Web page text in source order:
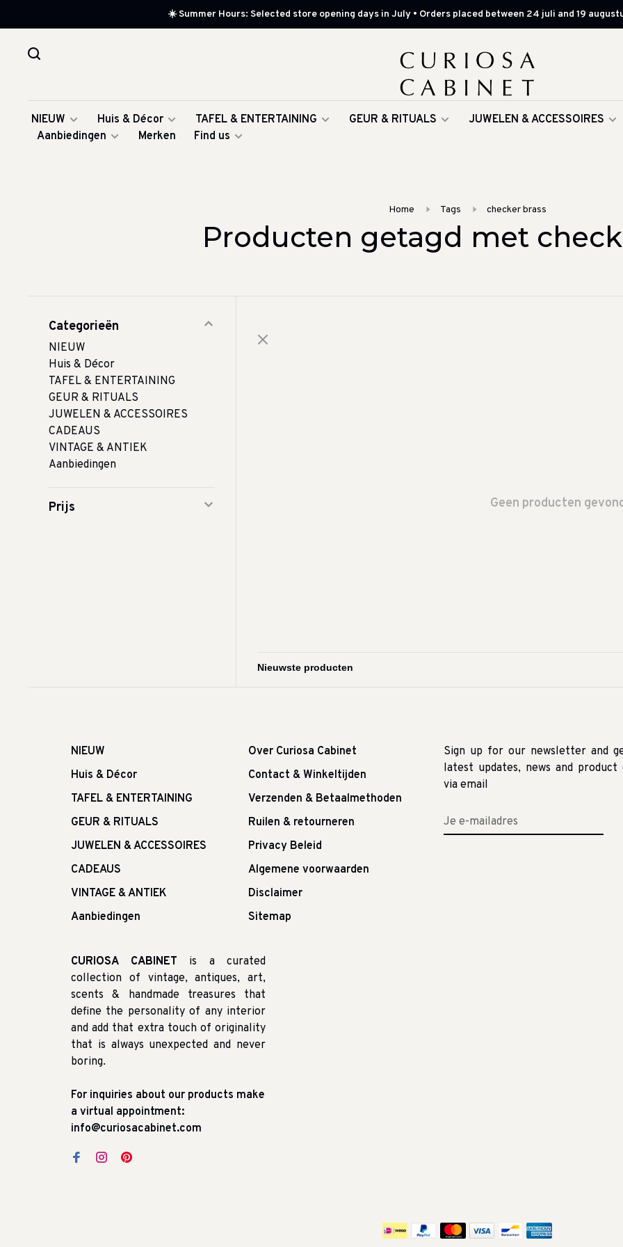
☀️ Summer Hours: Selected store opening days in July • Orders placed between 24 juli and 19
NIEUW Huis & Décor TAFEL & ENTERTAINING GEUR & RITUALS JUWELEN & ACCESSOIRES
Aanbiedingen
Merken Find us
Home Tags checker brass
Producten getagd met
Categorieën
NIEUW
Huis & Décor
TAFEL & ENTERTAINING
GEUR & RITUALS
JUWELEN & ACCESSOIRES
CADEAUS
VINTAGE & ANTIEK
Aanbiedingen
Prijs Geen producten
NIEUW
Huis & Décor
TAFEL & ENTERTAINING
GEUR & RITUALS
JUWELEN & ACCESSOIRES
CADEAUS
VINTAGE & ANTIEK
Aanbiedingen
Over Curiosa Cabinet
Contact & Winkeltijden
Verzenden & Betaalmethoden
Ruilen & retourneren
Privacy Beleid
Algemene voorwaarden
Disclaimer
Sitemap
Sign up for our newsletter and
latest updates, news and product
via email
CURIOSA CABINET is a curated
collection of vintage, antiques, art,
scents & handmade treasures that
define the personality of any interior
and add that extra touch of originality
that is always unexpected and never
boring.
For inquiries about our products make
a virtual appointment:
info@curiosacabinet.com